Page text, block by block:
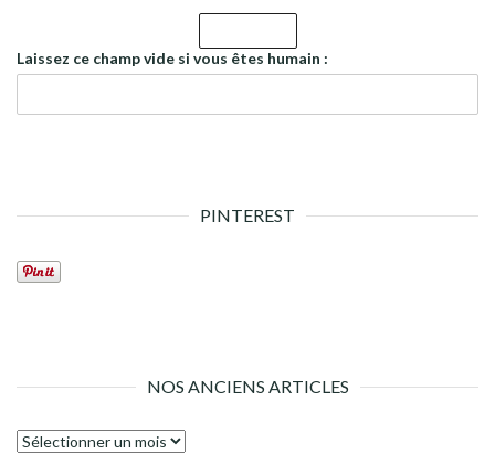
Laissez ce champ vide si vous êtes humain :
PINTEREST
NOS ANCIENS ARTICLES
Nos